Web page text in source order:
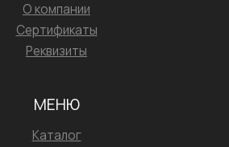
О компании
Сертификаты
Реквизиты
МЕНЮ
Каталог